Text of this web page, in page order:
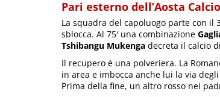
Pari esterno dell’Aosta
La squadra del capoluogo parte con
sblocca. Al 75′ una combinazione
Tshibangu Mukenga decreta il calcio
Il recupero è una polveriera. La
in area e imbocca anche lui la via
Prima della fine, un altro rosso nei